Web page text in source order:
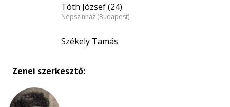
Tóth József (24)
Népszínház (Budapest)
Székely Tamás
Zenei szerkesztő: